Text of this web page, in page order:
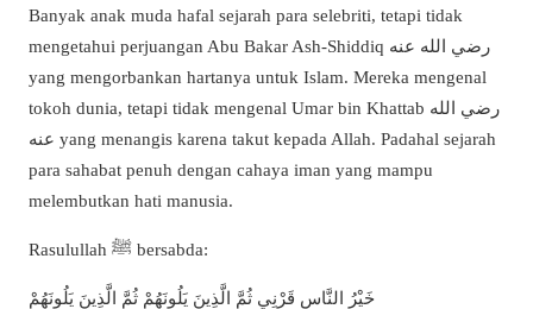
Banyak anak muda hafal sejarah para selebriti, tetapi tidak
mengetahui perjuangan Abu Bakar Ash-Shiddiq رضي الله عنه
yang mengorbankan hartanya untuk Islam. Mereka mengenal
tokoh dunia, tetapi tidak mengenal Umar bin Khattab رضي الله
عنه yang menangis karena takut kepada Allah. Padahal sejarah
para sahabat penuh dengan cahaya iman yang mampu
melembutkan hati manusia.
Rasulullah ﷺ bersabda:
خَيْرُ النَّاسِ قَرْنِي ثُمَّ الَّذِينَ يَلُونَهُمْ ثُمَّ الَّذِينَ يَلُونَهُمْ